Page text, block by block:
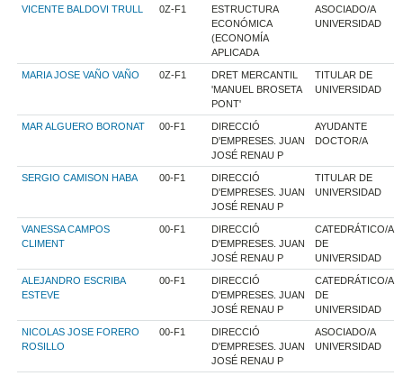
VICENTE BALDOVI TRULL 0Z-F1
ESTRUCTURA
ECONÓMICA
(ECONOMÍA
APLICADA
ASOCIADO/A
UNIVERSIDAD
MARIA JOSE VAÑO VAÑO 0Z-F1
DRET MERCANTIL
'MANUEL BROSETA
PONT'
TITULAR DE
UNIVERSIDAD
MAR ALGUERO BORONAT 00-F1
DIRECCIÓ
D'EMPRESES. JUAN
JOSÉ RENAU P
AYUDANTE
DOCTOR/A
SERGIO CAMISON HABA 00-F1
DIRECCIÓ
D'EMPRESES. JUAN
JOSÉ RENAU P
TITULAR DE
UNIVERSIDAD
VANESSA CAMPOS
CLIMENT
00-F1
DIRECCIÓ
D'EMPRESES. JUAN
JOSÉ RENAU P
CATEDRÁTICO/A
DE
UNIVERSIDAD
ALEJANDRO ESCRIBA
ESTEVE
00-F1
DIRECCIÓ
D'EMPRESES. JUAN
JOSÉ RENAU P
CATEDRÁTICO/A
DE
UNIVERSIDAD
NICOLAS JOSE FORERO
ROSILLO
00-F1
DIRECCIÓ
D'EMPRESES. JUAN
JOSÉ RENAU P
ASOCIADO/A
UNIVERSIDAD